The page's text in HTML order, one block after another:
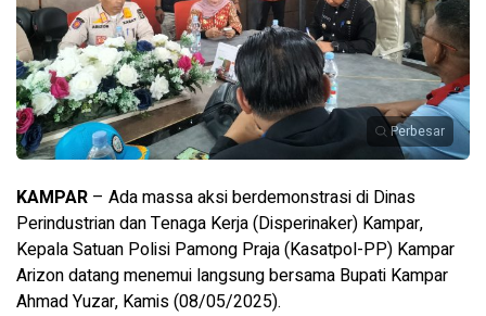
Perbesar
KAMPAR – Ada massa aksi berdemonstrasi di Dinas
Perindustrian dan Tenaga Kerja (Disperinaker) Kampar,
Kepala Satuan Polisi Pamong Praja (Kasatpol-PP) Kampar
Arizon datang menemui langsung bersama Bupati Kampar
Ahmad Yuzar, Kamis (08/05/2025).